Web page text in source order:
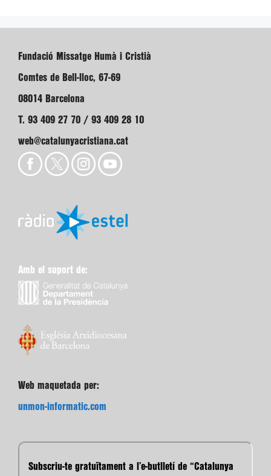
Fundació Missatge Humà i Cristià
Comtes de Bell-lloc, 67-69
08014 Barcelona
T. 93 409 27 70 / 93 409 28 10
web@catalunyacristiana.cat
Amb el suport de:
Web maquetada per:
unmon-informatic.com
Subscriu-te gratuïtament a l’e-butlletí de “Catalunya